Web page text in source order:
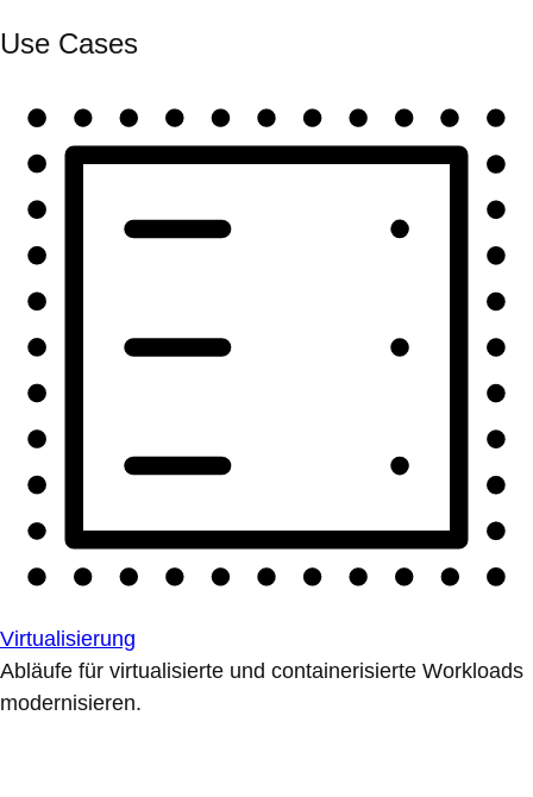
Use Cases
Virtualisierung
Abläufe für virtualisierte und containerisierte Workloads
modernisieren.